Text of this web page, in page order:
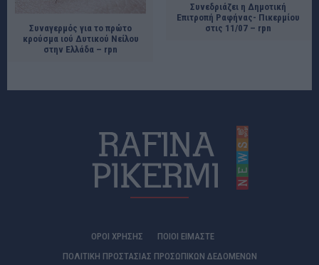
Συναγερμός για το πρώτο
κρούσμα ιού Δυτικού Νείλου
στην Ελλάδα – rpn
Συνεδριάζει η Δημοτική
Επιτροπή Ραφήνας- Πικερμίου
στις 11/07 – rpn
ΟΡΟΙ ΧΡΗΣΗΣ
ΠΟΙΟΊ ΕΊΜΑΣΤΕ
ΠΟΛΙΤΙΚΗ ΠΡΟΣΤΑΣΙΑΣ ΠΡΟΣΩΠΙΚΩΝ ΔΕΔΟΜΕΝΩΝ